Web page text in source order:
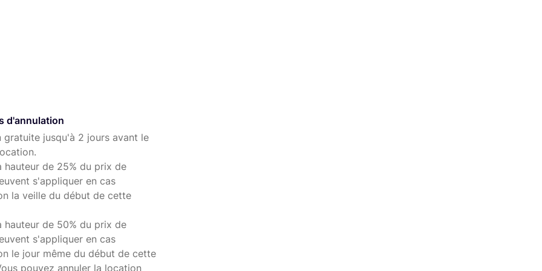
saisir l'atmosphère d'un environnement en
un flou de bougé réduit et l'utilisation du
de remplir le cadre avec votre sujet depuis une
pour les portraits.
et à sa taille compacte, l'EF 50mm f/1.8 STM est
quotidienne et qui accompagnera partout votre
populaire EF 50mm f/1.8 II, très apprécié pour
d'annulation
gratuite jusqu'à 2 jours avant le
hauteur de 25% du prix de
s'appliquer en cas
la veille du début de cette
hauteur de 50% du prix de
s'appliquer en cas
le jour même du début de cette
pouvez annuler la location